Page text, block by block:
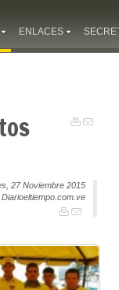
ENLACES
27 Noviembre 2015